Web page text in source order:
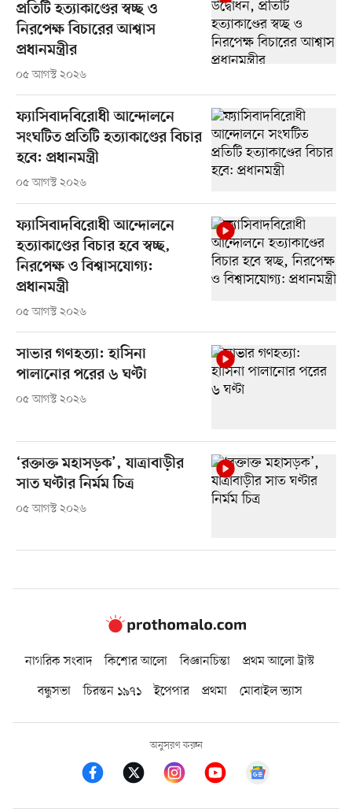
প্রতিটি হত্যাকাণ্ডের স্বচ্ছ ও
নিরপেক্ষ বিচারের আশ্বাস
প্রধানমন্ত্রীর
০৫ আগস্ট ২০২৬
ফ্যাসিবাদবিরোধী আন্দোলনে
সংঘটিত প্রতিটি হত্যাকাণ্ডের বিচার
হবে: প্রধানমন্ত্রী
০৫ আগস্ট ২০২৬
ফ্যাসিবাদবিরোধী আন্দোলনে
হত্যাকাণ্ডের বিচার হবে স্বচ্ছ,
নিরপেক্ষ ও বিশ্বাসযোগ্য:
প্রধানমন্ত্রী
০৫ আগস্ট ২০২৬
সাভার গণহত্যা: হাসিনা
পালানোর পরের ৬ ঘণ্টা
০৫ আগস্ট ২০২৬
‘রক্তাক্ত মহাসড়ক’, যাত্রাবাড়ীর
সাত ঘণ্টার নির্মম চিত্র
০৫ আগস্ট ২০২৬
নাগরিক সংবাদ কিশোর আলো বিজ্ঞানচিন্তা
প্রথম আলো ট্রাস্ট
বন্ধুসভা
চিরন্তন ১৯৭১ ইপেপার প্রথমা মোবাইল ভ্যাস
অনুসরণ করুন